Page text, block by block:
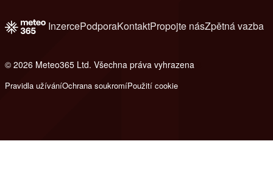
InzercePodporaKontaktPropojte násZpětná vazba
© 2026 Meteo365 Ltd. Všechna práva vyhrazena
Pravidla užíváníOchrana soukromíPoužití cookie